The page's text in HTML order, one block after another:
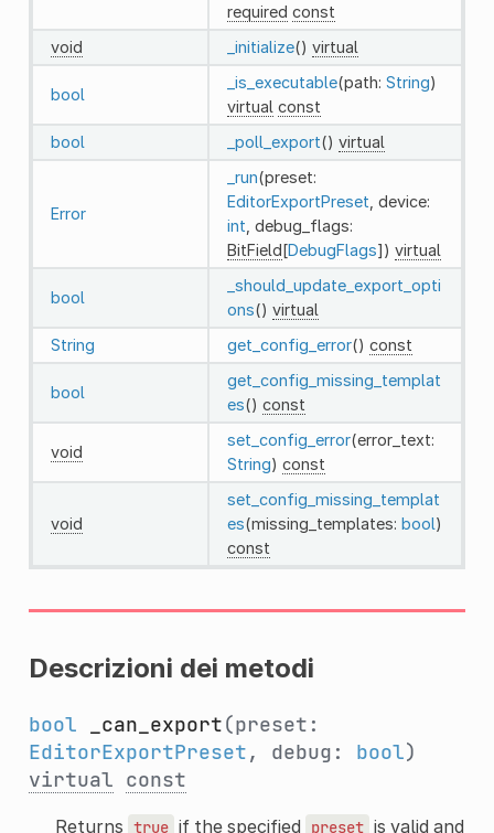
required const
void
_initialize() virtual
bool
_is_executable(path: String)
virtual const
bool
_poll_export() virtual
Error
_run(preset:
EditorExportPreset , device:
int , debug_flags:
BitField[DebugFlags]) virtual
bool
_should_update_export_opti
ons() virtual
String
get_config_error() const
bool
get_config_missing_templat
es() const
void
set_config_error(error_text:
String) const
void
set_config_missing_templat
es(missing_templates: bool)
const
Descrizioni dei metodi
bool _can_export(preset:
EditorExportPreset, debug: bool)
virtual const
Returns true if the specified preset is valid and